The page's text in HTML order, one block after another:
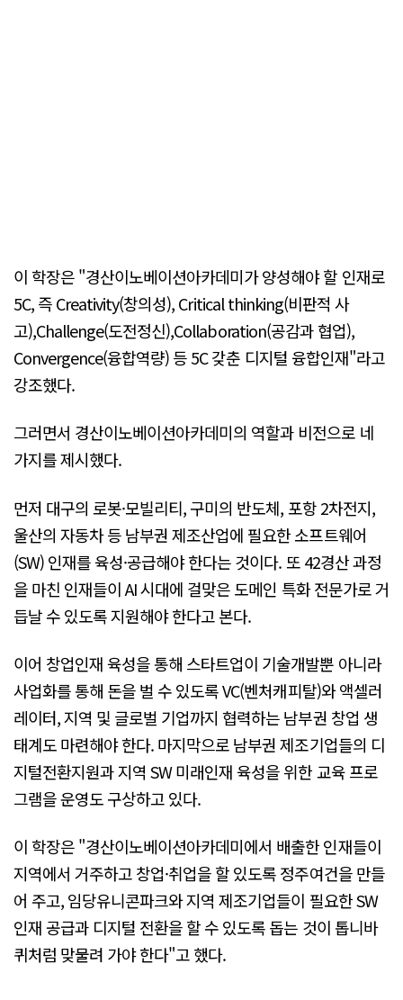
이 학장은 "경산이노베이션아카데미가 양성해야 할 인재로
5C, 즉 Creativity(창의성), Critical thinking(비판적 사
고),Challenge(도전정신),Collaboration(공감과 협업),
Convergence(융합역량) 등 5C 갖춘 디지털 융합인재"라고
강조했다.
그러면서 경산이노베이션아카데미의 역할과 비전으로 네
가지를 제시했다.
먼저 대구의 로봇·모빌리티, 구미의 반도체, 포항 2차전지,
울산의 자동차 등 남부권 제조산업에 필요한 소프트웨어
(SW) 인재를 육성·공급해야 한다는 것이다. 또 42경산 과정
을 마친 인재들이 AI 시대에 걸맞은 도메인 특화 전문가로 거
듭날 수 있도록 지원해야 한다고 본다.
이어 창업인재 육성을 통해 스타트업이 기술개발뿐 아니라
사업화를 통해 돈을 벌 수 있도록 VC(벤처캐피탈)와 액셀러
레이터, 지역 및 글로벌 기업까지 협력하는 남부권 창업 생
태계도 마련해야 한다. 마지막으로 남부권 제조기업들의 디
지털전환지원과 지역 SW 미래인재 육성을 위한 교육 프로
그램을 운영도 구상하고 있다.
이 학장은 "경산이노베이션아카데미에서 배출한 인재들이
지역에서 거주하고 창업·취업을 할 있도록 정주여건을 만들
어 주고, 임당유니콘파크와 지역 제조기업들이 필요한 SW
인재 공급과 디지털 전환을 할 수 있도록 돕는 것이 톱니바
퀴처럼 맞물려 가야 한다"고 했다.